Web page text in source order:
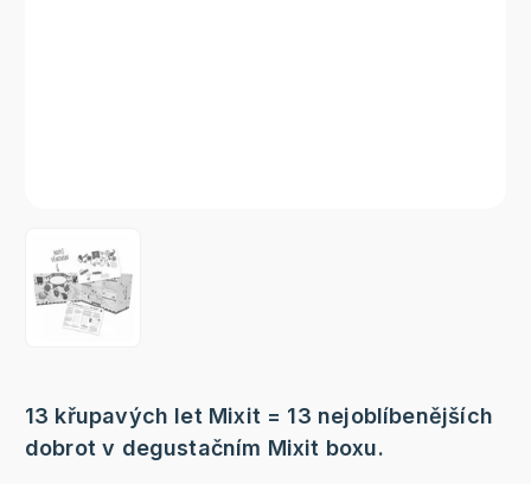
13 křupavých let Mixit = 13 nejoblíbenějších
dobrot v degustačním Mixit boxu.